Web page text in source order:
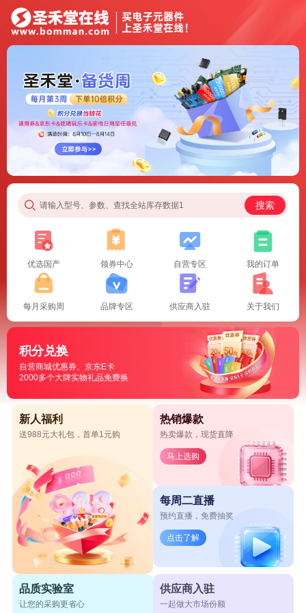
请输入型号、参数、查找全站库存数据1 搜索
优选国产 领券中心 自营专区 我的订单
每月采购周 品牌专区 供应商入驻 关于我们
积分兑换
自营商城优惠券、京东E卡
2000多个大牌实物礼品免费换
新人福利
送988元大礼包，首单1元购
热销爆款
热卖爆款，现货直降
马上选购
每周二直播
预约直播，免费抽奖
点击了解
品质实验室
让您的采购更省心
供应商入驻
一起做大市场份额